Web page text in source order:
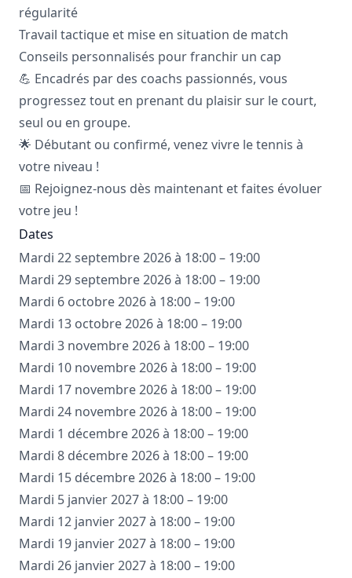
régularité
Travail tactique et mise en situation de match
Conseils personnalisés pour franchir un cap
💪 Encadrés par des coachs passionnés, vous
progressez tout en prenant du plaisir sur le court,
seul ou en groupe.
🌟 Débutant ou confirmé, venez vivre le tennis à
votre niveau !
📅 Rejoignez-nous dès maintenant et faites évoluer
votre jeu !
Dates
Mardi 22 septembre 2026 à 18:00 – 19:00
Mardi 29 septembre 2026 à 18:00 – 19:00
Mardi 6 octobre 2026 à 18:00 – 19:00
Mardi 13 octobre 2026 à 18:00 – 19:00
Mardi 3 novembre 2026 à 18:00 – 19:00
Mardi 10 novembre 2026 à 18:00 – 19:00
Mardi 17 novembre 2026 à 18:00 – 19:00
Mardi 24 novembre 2026 à 18:00 – 19:00
Mardi 1 décembre 2026 à 18:00 – 19:00
Mardi 8 décembre 2026 à 18:00 – 19:00
Mardi 15 décembre 2026 à 18:00 – 19:00
Mardi 5 janvier 2027 à 18:00 – 19:00
Mardi 12 janvier 2027 à 18:00 – 19:00
Mardi 19 janvier 2027 à 18:00 – 19:00
Mardi 26 janvier 2027 à 18:00 – 19:00